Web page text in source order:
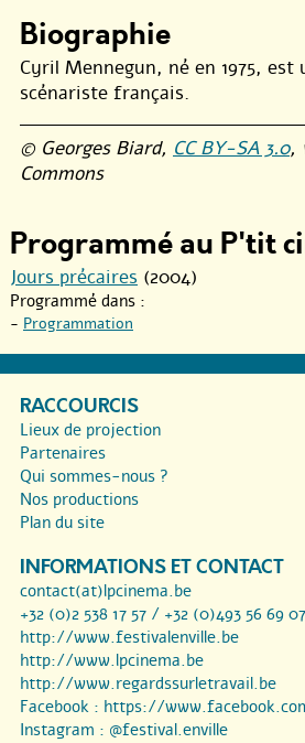
Biographie
Cyril Mennegun, né en 1975,
scénariste français.
© Georges Biard, CC BY-SA 3.0,
Commons
Programmé au P'tit
Jours précaires (2004)
Programmé dans :
- Programmation
RACCOURCIS
Lieux de projection
Partenaires
Qui sommes-nous ?
Nos productions
Plan du site
INFORMATIONS ET CONTACT
contact(at)lpcinema.be
+32 (0)2 538 17 57 / +32 (0)493 56 69 07
http://www.festivalenville.be
http://www.lpcinema.be
http://www.regardssurletravail.be
Facebook : https://
Instagram : @festival.enville